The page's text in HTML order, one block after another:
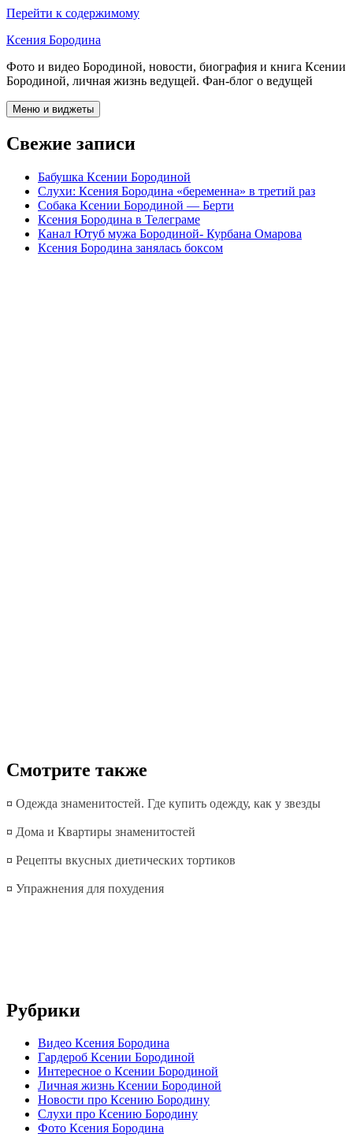
Перейти к содержимому
Ксения Бородина
Фото и видео Бородиной, новости, биография и книга Ксении
Бородиной, личная жизнь ведущей. Фан-блог о ведущей
Меню и виджеты
Свежие записи
Бабушка Ксении Бородиной
Слухи: Ксения Бородина «беременна» в третий раз
Собака Ксении Бородиной — Берти
Ксения Бородина в Телеграме
Канал Ютуб мужа Бородиной- Курбана Омарова
Ксения Бородина занялась боксом
Смотрите также
¤ Одежда знаменитостей. Где купить одежду, как у звезды
¤ Дома и Квартиры знаменитостей
¤ Рецепты вкусных диетических тортиков
¤ Упражнения для похудения
Рубрики
Видео Ксения Бородина
Гардероб Ксении Бородиной
Интересное о Ксении Бородиной
Личная жизнь Ксении Бородиной
Новости про Ксению Бородину
Слухи про Ксению Бородину
Фото Ксения Бородина